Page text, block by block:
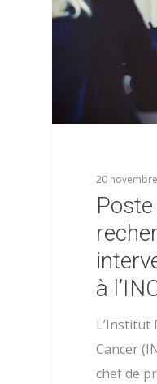
20
Poste
à
L’Institut
Cancer
chef de